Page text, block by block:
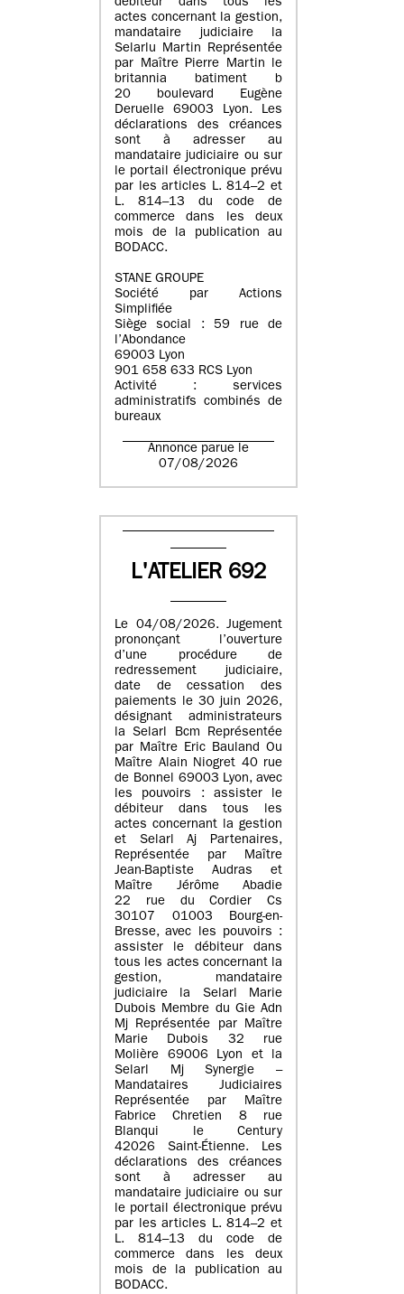
débiteur dans tous les
actes concernant la gestion,
mandataire judiciaire la
Selarlu Martin Représentée
par Maître Pierre Martin le
britannia batiment b
20 boulevard Eugène
Deruelle 69003 Lyon. Les
déclarations des créances
sont à adresser au
mandataire judiciaire ou sur
le portail électronique prévu
par les articles L. 814–2 et
L. 814–13 du code de
commerce dans les deux
mois de la publication au
BODACC.
STANE GROUPE
Société par Actions
Simplifiée
Siège social : 59 rue de
l’Abondance
69003 Lyon
901 658 633 RCS Lyon
Activité : services
administratifs combinés de
bureaux
Annonce parue le
07/08/2026
L'ATELIER 692
Le 04/08/2026. Jugement
prononçant l’ouverture
d’une procédure de
redressement judiciaire,
date de cessation des
paiements le 30 juin 2026,
désignant administrateurs
la Selarl Bcm Représentée
par Maître Eric Bauland Ou
Maître Alain Niogret 40 rue
de Bonnel 69003 Lyon, avec
les pouvoirs : assister le
débiteur dans tous les
actes concernant la gestion
et Selarl Aj Partenaires,
Représentée par Maître
Jean-Baptiste Audras et
Maître Jérôme Abadie
22 rue du Cordier Cs
30107 01003 Bourg-en-
Bresse, avec les pouvoirs :
assister le débiteur dans
tous les actes concernant la
gestion, mandataire
judiciaire la Selarl Marie
Dubois Membre du Gie Adn
Mj Représentée par Maître
Marie Dubois 32 rue
Molière 69006 Lyon et la
Selarl Mj Synergie –
Mandataires Judiciaires
Représentée par Maître
Fabrice Chretien 8 rue
Blanqui le Century
42026 Saint-Étienne. Les
déclarations des créances
sont à adresser au
mandataire judiciaire ou sur
le portail électronique prévu
par les articles L. 814–2 et
L. 814–13 du code de
commerce dans les deux
mois de la publication au
BODACC.